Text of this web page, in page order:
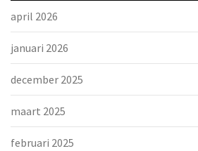
april 2026
januari 2026
december 2025
maart 2025
februari 2025